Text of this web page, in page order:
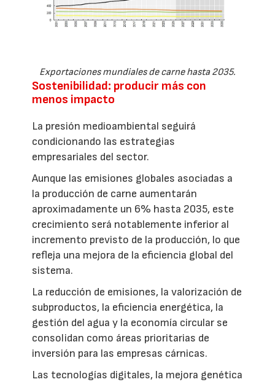
Exportaciones mundiales de carne hasta 2035.
Sostenibilidad: producir más con
menos impacto
La presión medioambiental seguirá
condicionando las estrategias
empresariales del sector.
Aunque las emisiones globales asociadas a
la producción de carne aumentarán
aproximadamente un 6% hasta 2035, este
crecimiento será notablemente inferior al
incremento previsto de la producción, lo que
refleja una mejora de la eficiencia global del
sistema.
La reducción de emisiones, la valorización de
subproductos, la eficiencia energética, la
gestión del agua y la economía circular se
consolidan como áreas prioritarias de
inversión para las empresas cárnicas.
Las tecnologías digitales, la mejora genética